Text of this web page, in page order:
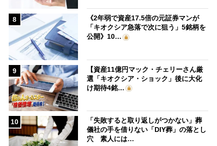
8
《2年弱で資産17.5倍の元証券マンが
「キオクシア急落で次に狙う」5銘柄を
公開》10…
9
【資産11億円マック・チェリーさん厳
選「キオクシア・ショック」後に大化
け期待4銘…
10
「失敗すると取り返しがつかない」葬
儀社の手を借りない「DIY葬」の落とし
穴 素人には…